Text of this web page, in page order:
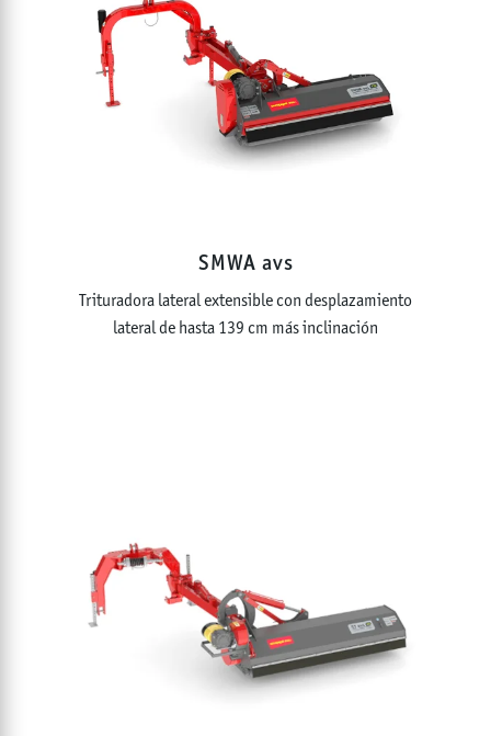
SMWA avs
Trituradora lateral extensible con desplazamiento
lateral de hasta 139 cm más inclinación